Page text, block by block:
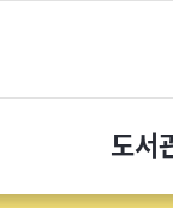
도서